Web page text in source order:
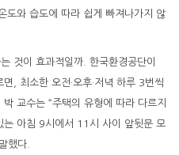
도와 습도에 따라 쉽게 빠져나가지 않
것이 효과적일까. 한국환경공단이
, 최소한 오전·오후·저녁 하루 3번씩
교수는 “주택의 유형에 따라 다르지
는 아침 9시에서 11시 사이 앞뒷문 모
했다.